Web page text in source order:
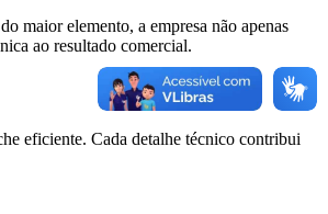
maior elemento, a empresa não apenas
ao resultado comercial.
eficiente. Cada detalhe técnico contribui